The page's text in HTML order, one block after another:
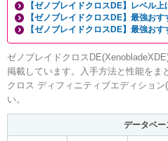
【ゼノブレイドクロスDE】レベル
【ゼノブレイドクロスDE】最強おす
【ゼノブレイドクロスDE】最強おす
ゼノブレイドクロス
掲載しています。入手方法と性能をま
クロス ディフィニティブエディショ
い。
データベー